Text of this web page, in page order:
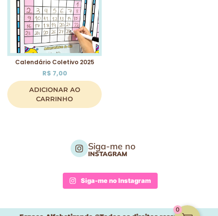
Calendário Coletivo 2025
R$ 7,00
ADICIONAR AO
CARRINHO
Siga-me no
INSTAGRAM
Siga-me no Instagram
0